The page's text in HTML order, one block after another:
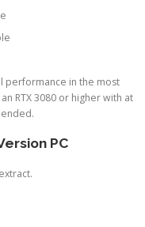
performance in the most
RTX 3080 or higher with at
PC